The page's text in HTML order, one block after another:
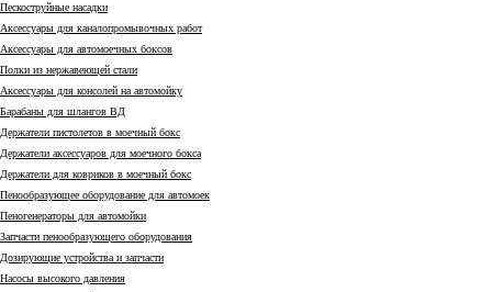
Пескоструйные насадки
Аксессуары для каналопромывочных работ
Аксессуары для автомоечных боксов
Полки из нержавеющей стали
Аксессуары для консолей на автомойку
Барабаны для шлангов ВД
Держатели пистолетов в моечный бокс
Держатели аксессуаров для моечного бокса
Держатели для ковриков в моечный бокс
Пенообразующее оборудование для автомоек
Пеногенераторы для автомойки
Запчасти пенообразующего оборудования
Дозирующие устройства и запчасти
Насосы высокого давления